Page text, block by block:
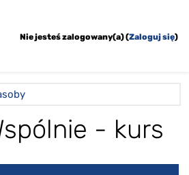
Nie jesteś zalogowany(a) (Zaloguj się)
- kurs